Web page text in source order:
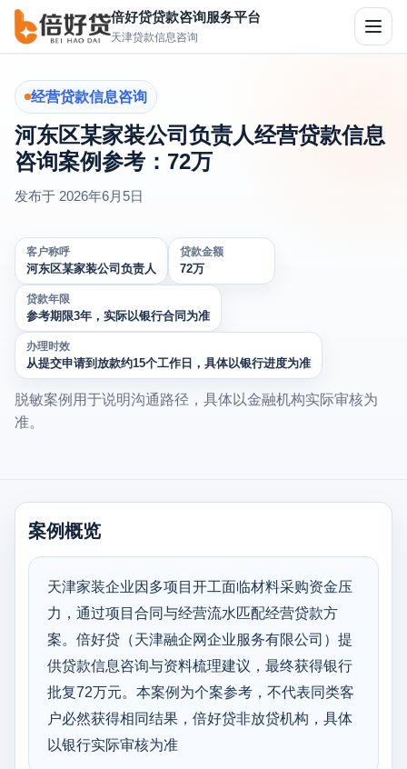
倍好贷贷款咨询服务平台
天津贷款信息咨询
切
换
经营贷款信息咨询
河东区某家装公司负责人经营贷款信息
咨询案例参考：72万
发布于 2026年6月5日
客户称呼
河东区某家装公司负责人
贷款金额
72万
贷款年限
参考期限3年，实际以银行合同为准
办理时效
从提交申请到放款约15个工作日，具体以银行进度为准
脱敏案例用于说明沟通路径，具体以金融机构实际审核为
准。
案例概览
天津家装企业因多项目开工面临材料采购资金压
力，通过项目合同与经营流水匹配经营贷款方
案。倍好贷（天津融企网企业服务有限公司）提
供贷款信息咨询与资料梳理建议，最终获得银行
批复72万元。本案例为个案参考，不代表同类客
户必然获得相同结果，倍好贷非放贷机构，具体
以银行实际审核为准